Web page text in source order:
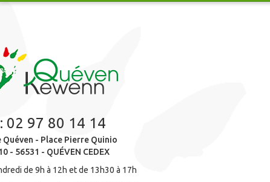
02 97 80 14 14
Quéven - Place Pierre Quinio
- 56531 - QUÉVEN CEDEX
de 9h à 12h et de 13h30 à 17h